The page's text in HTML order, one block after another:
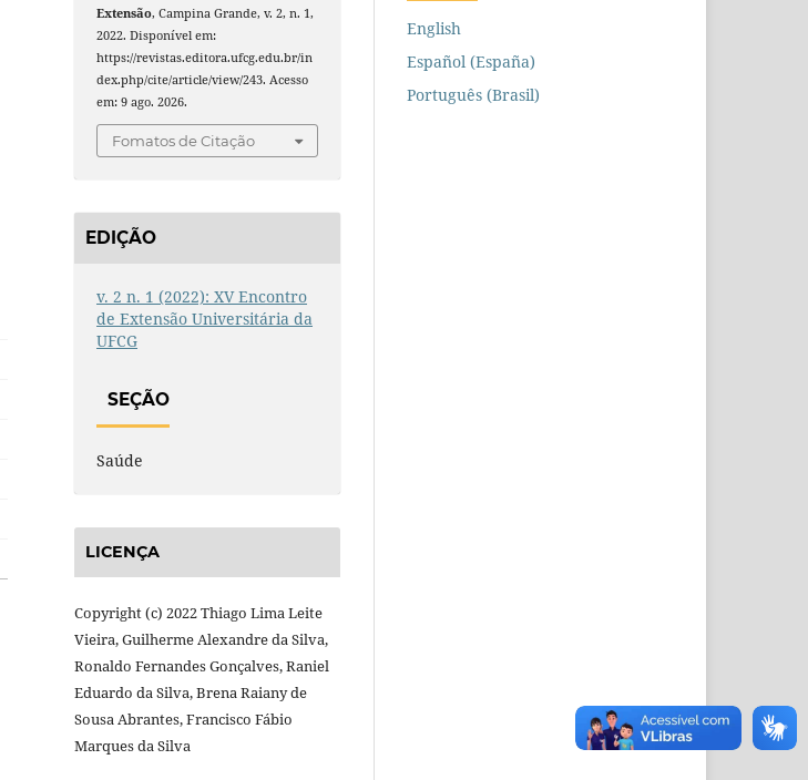
Extensão, Campina Grande, v. 2, n. 1,
2022. Disponível em:
https://revistas.editora.ufcg.edu.br/in
dex.php/cite/article/view/243. Acesso
em: 9 ago. 2026.
Fomatos de Citação
EDIÇÃO
v. 2 n. 1 (2022): XV Encontro
de Extensão Universitária da
UFCG
SEÇÃO
Saúde
LICENÇA
Copyright (c) 2022 Thiago Lima Leite
Vieira, Guilherme Alexandre da Silva,
Ronaldo Fernandes Gonçalves, Raniel
Eduardo da Silva, Brena Raiany de
Sousa Abrantes, Francisco Fábio
Marques da Silva
English
Español (España)
Português (Brasil)